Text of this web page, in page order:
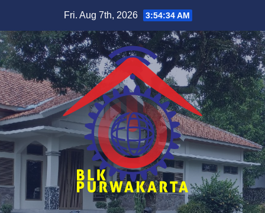
content
Fri. Aug 7th, 2026 3:54:34 AM